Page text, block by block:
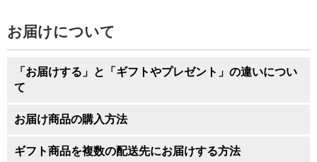
お届けについて
「お届けする」と「ギフトやプレゼント」の違いについ
て
お届け商品の購入方法
ギフト商品を複数の配送先にお届けする方法